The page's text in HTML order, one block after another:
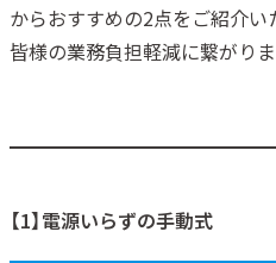
からおすすめの2点をご紹介い
皆様の業務負担軽減に繋がり
【1】電源いらずの手動式